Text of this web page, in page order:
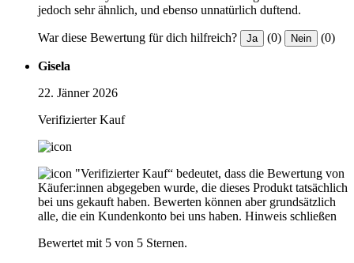
jedoch sehr ähnlich, und ebenso unnatürlich duftend.
War diese Bewertung für dich hilfreich? Ja (0) Nein (0)
Gisela
22. Jänner 2026
Verifizierter Kauf
"Verifizierter Kauf“ bedeutet, dass die Bewertung von
Käufer:innen abgegeben wurde, die dieses Produkt tatsächlich
bei uns gekauft haben. Bewerten können aber grundsätzlich
alle, die ein Kundenkonto bei uns haben. Hinweis schließen
Bewertet mit 5 von 5 Sternen.